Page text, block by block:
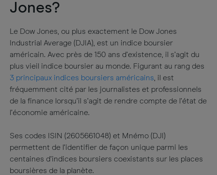
Jones?
Le Dow Jones, ou plus exactement le Dow Jones
Industrial Average (DJIA), est un indice boursier
américain. Avec près de 150 ans d’existence, il s’agit du
plus vieil indice boursier au monde. Figurant au rang des
3 principaux indices boursiers américains , il est
fréquemment cité par les journalistes et professionnels
de la finance lorsqu’il s’agit de rendre compte de l’état de
l’économie américaine.
Ses codes ISIN (2605661048) et Mnémo (DJI)
permettent de l’identifier de façon unique parmi les
centaines d’indices boursiers coexistants sur les places
boursières de la planète.